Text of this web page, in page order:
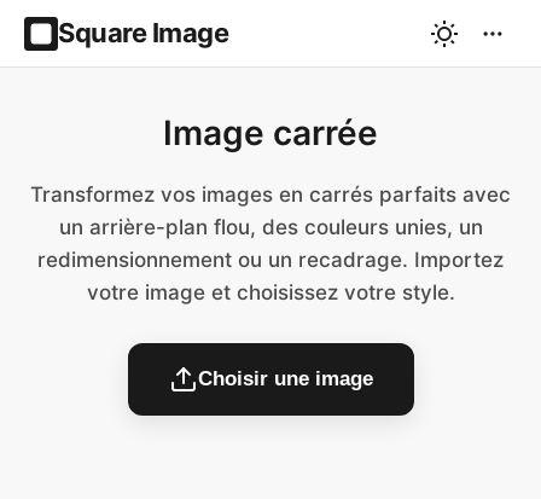
Square Image
Image carrée
Transformez vos images en carrés parfaits avec
un arrière-plan flou, des couleurs unies, un
redimensionnement ou un recadrage. Importez
votre image et choisissez votre style.
Choisir une image